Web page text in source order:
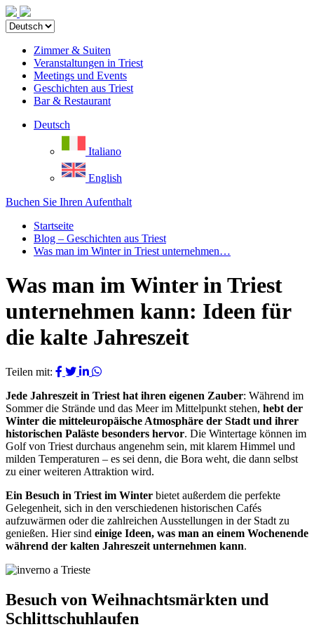
Zimmer & Suiten
Veranstaltungen in Triest
Meetings und Events
Geschichten aus Triest
Bar & Restaurant
Deutsch
Italiano
English
Buchen Sie Ihren Aufenthalt
Startseite
Blog – Geschichten aus Triest
Was man im Winter in Triest unternehmen…
Was man im Winter in Triest
unternehmen kann: Ideen für
die kalte Jahreszeit
Teilen mit:
Jede Jahreszeit in Triest hat ihren eigenen Zauber: Während im
Sommer die Strände und das Meer im Mittelpunkt stehen, hebt der
Winter die mitteleuropäische Atmosphäre der Stadt und ihrer
historischen Paläste besonders hervor. Die Wintertage können im
Golf von Triest durchaus angenehm sein, mit klarem Himmel und
milden Temperaturen – es sei denn, die Bora weht, die dann selbst
zu einer weiteren Attraktion wird.
Ein Besuch in Triest im Winter bietet außerdem die perfekte
Gelegenheit, sich in den verschiedenen historischen Cafés
aufzuwärmen oder die zahlreichen Ausstellungen in der Stadt zu
genießen. Hier sind einige Ideen, was man an einem Wochenende
während der kalten Jahreszeit unternehmen kann.
Besuch von Weihnachtsmärkten und
Schlittschuhlaufen